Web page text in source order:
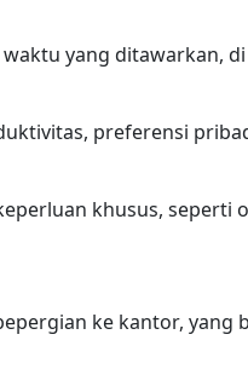
yang ditawarkan,
preferensi
khusus, seperti
ke kantor, yang